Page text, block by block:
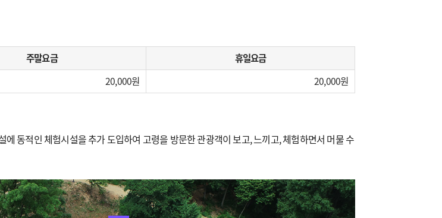
주말요금
휴일요금
20,000 20,000
동적인 체험시설을 추가 도입하여 고령을 방문한 관광객이 보고, 느끼고, 체험하면서 머물 수